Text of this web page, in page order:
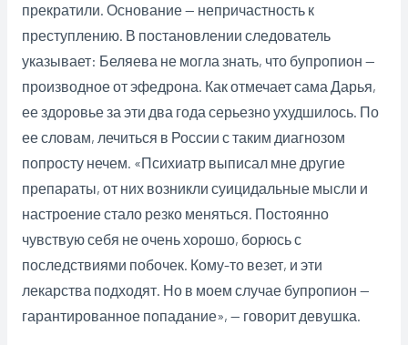
прекратили. Основание — непричастность к
преступлению. В постановлении следователь
указывает: Беляева не могла знать, что бупропион —
производное от эфедрона. Как отмечает сама Дарья,
ее здоровье за эти два года серьезно ухудшилось. По
ее словам, лечиться в России с таким диагнозом
попросту нечем. «Психиатр выписал мне другие
препараты, от них возникли суицидальные мысли и
настроение стало резко меняться. Постоянно
чувствую себя не очень хорошо, борюсь с
последствиями побочек. Кому-то везет, и эти
лекарства подходят. Но в моем случае бупропион —
гарантированное попадание», — говорит девушка.